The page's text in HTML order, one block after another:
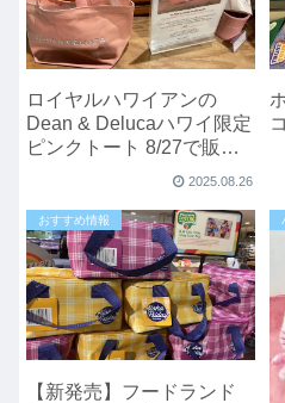
ロイヤルハワイアンの
Dean & Delucaハワイ限定
ピンクトート 8/27で販売
2025.08.26
おすすめ情報
【新発売】フードランド